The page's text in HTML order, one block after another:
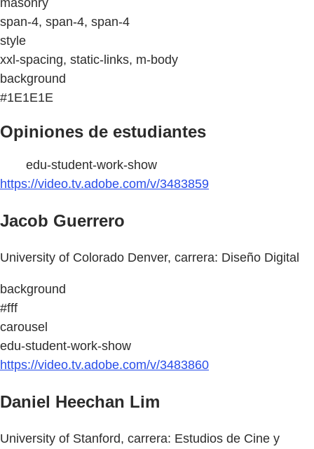
span-4, span-4, span-4
style
xxl-spacing, static-links, m-body
background
#1E1E1E
Opiniones de estudiantes
edu-student-work-show
https://video.tv.adobe.com/v/3483859
Jacob Guerrero
University of Colorado Denver, carrera: Diseño Digital
background
#fff
carousel
edu-student-work-show
https://video.tv.adobe.com/v/3483860
Daniel Heechan Lim
University of Stanford, carrera: Estudios de Cine y